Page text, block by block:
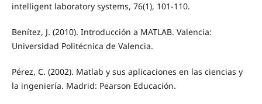
intelligent laboratory systems, 76(1), 101-110.
Benítez, J. (2010). Introducción a MATLAB. Valencia:
Universidad Politécnica de Valencia.
Pérez, C. (2002). Matlab y sus aplicaciones en las ciencias y
la ingeniería. Madrid: Pearson Educación.